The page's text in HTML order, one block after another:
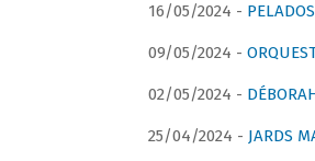
16/05/2024 -
09/05/2024 -
02/05/2024 -
25/04/2024 - JARDS